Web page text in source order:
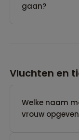
gaan?
Vluchten en
Welke naam
vrouw